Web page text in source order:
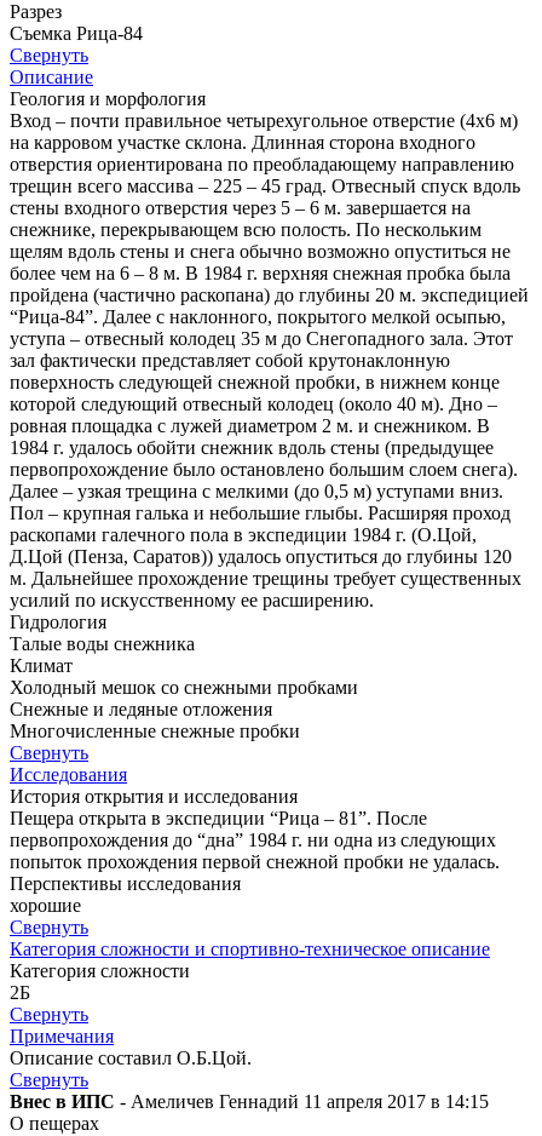
Разрез
Съемка Рица-84
Свернуть
Описание
Геология и морфология
Вход – почти правильное четырехугольное отверстие (4x6 м)
на карровом участке склона. Длинная сторона входного
отверстия ориентирована по преобладающему направлению
трещин всего массива – 225 – 45 град. Отвесный спуск вдоль
стены входного отверстия через 5 – 6 м. завершается на
снежнике, перекрывающем всю полость. По нескольким
щелям вдоль стены и снега обычно возможно опуститься не
более чем на 6 – 8 м. В 1984 г. верхняя снежная пробка была
пройдена (частично раскопана) до глубины 20 м. экспедицией
“Рица-84”. Далее с наклонного, покрытого мелкой осыпью,
уступа – отвесный колодец 35 м до Снегопадного зала. Этот
зал фактически представляет собой крутонаклонную
поверхность следующей снежной пробки, в нижнем конце
которой следующий отвесный колодец (около 40 м). Дно –
ровная площадка с лужей диаметром 2 м. и снежником. В
1984 г. удалось обойти снежник вдоль стены (предыдущее
первопрохождение было остановлено большим слоем снега).
Далее – узкая трещина с мелкими (до 0,5 м) уступами вниз.
Пол – крупная галька и небольшие глыбы. Расширяя проход
раскопами галечного пола в экспедиции 1984 г. (О.Цой,
Д.Цой (Пенза, Саратов)) удалось опуститься до глубины 120
м. Дальнейшее прохождение трещины требует существенных
усилий по искусственному ее расширению.
Гидрология
Талые воды снежника
Климат
Холодный мешок со снежными пробками
Снежные и ледяные отложения
Многочисленные снежные пробки
Свернуть
Исследования
История открытия и исследования
Пещера открыта в экспедиции “Рица – 81”. После
первопрохождения до “дна” 1984 г. ни одна из следующих
попыток прохождения первой снежной пробки не удалась.
Перспективы исследования
хорошие
Свернуть
Категория сложности и спортивно-техническое описание
Категория сложности
2Б
Свернуть
Примечания
Описание составил О.Б.Цой.
Свернуть
Внес в ИПС - Амеличев Геннадий 11 апреля 2017 в 14:15
О пещерах